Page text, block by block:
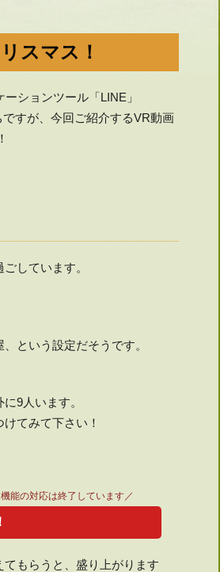
スマス！
ションツール「LINE」
すが、今回ご紹介するVR動画
しています。
という設定だそうです。
9人います。
てみて下さい！
能の対応は終了しています／
もらうと、盛り上がります